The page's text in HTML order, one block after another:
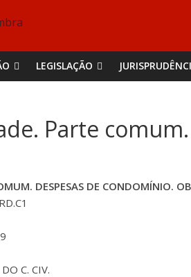
LEGISLAÇÃO
Parte
DESPESAS DE CONDOMÍNIO.
C. CIV.